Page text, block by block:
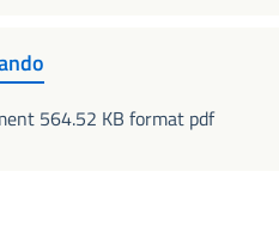
564.52 KB format pdf